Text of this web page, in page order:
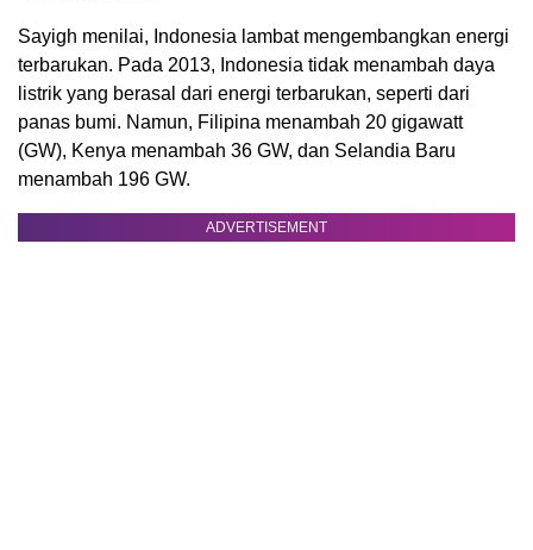
Sayigh menilai, Indonesia lambat mengembangkan energi
terbarukan. Pada 2013, Indonesia tidak menambah daya
listrik yang berasal dari energi terbarukan, seperti dari
panas bumi. Namun, Filipina menambah 20 gigawatt
(GW), Kenya menambah 36 GW, dan Selandia Baru
menambah 196 GW.
ADVERTISEMENT